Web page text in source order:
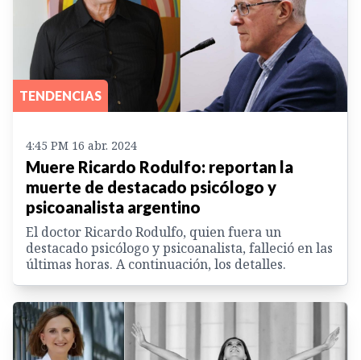
TENDENCIAS
4:45 PM 16 abr. 2024
Muere Ricardo Rodulfo: reportan la
muerte de destacado psicólogo y
psicoanalista argentino
El doctor Ricardo Rodulfo, quien fuera un
destacado psicólogo y psicoanalista, falleció en las
últimas horas. A continuación, los detalles.